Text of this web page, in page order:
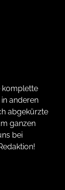
komplette
anderen
abgekürzte
ganzen
bei